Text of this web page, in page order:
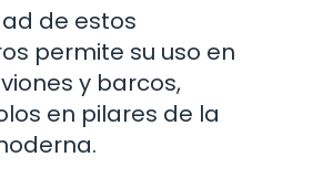
de estos
permite su uso en
y barcos,
en pilares de la